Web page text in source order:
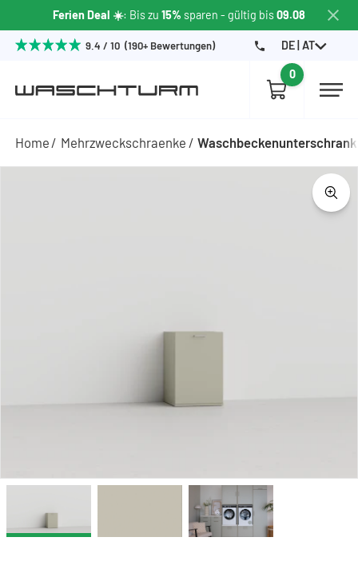
Ferien Deal ☀️: Bis zu 15% sparen - gültig bis09.08
9.4 / 10 (190+ Bewertungen) DE | AT
0
Home Mehrzweckschraenke